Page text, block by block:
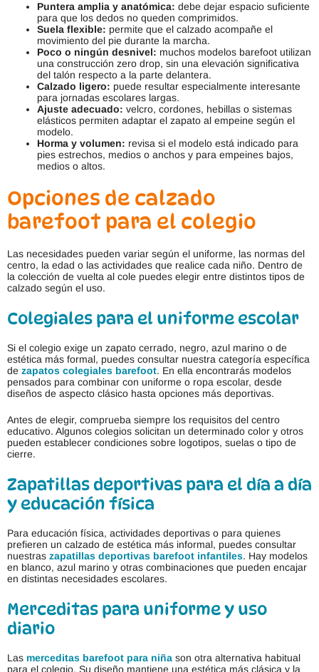
Puntera amplia y anatómica: debe dejar espacio suficiente
para que los dedos no queden comprimidos.
Suela flexible: permite que el calzado acompañe el
movimiento del pie durante la marcha.
Poco o ningún desnivel: muchos modelos barefoot utilizan
una construcción zero drop, sin una elevación significativa
del talón respecto a la parte delantera.
Calzado ligero: puede resultar especialmente interesante
para jornadas escolares largas.
Ajuste adecuado: velcro, cordones, hebillas o sistemas
elásticos permiten adaptar el zapato al empeine según el
modelo.
Horma y volumen: revisa si el modelo está indicado para
pies estrechos, medios o anchos y para empeines bajos,
medios o altos.
Opciones de calzado
barefoot para el colegio
Las necesidades pueden variar según el uniforme, las normas del
centro, la edad o las actividades que realice cada niño. Dentro de
la colección de vuelta al cole puedes elegir entre distintos tipos de
calzado según el uso.
Colegiales para el uniforme escolar
Si el colegio exige un zapato cerrado, negro, azul marino o de
estética más formal, puedes consultar nuestra categoría específica
de zapatos colegiales barefoot. En ella encontrarás modelos
pensados para combinar con uniforme o ropa escolar, desde
diseños de aspecto clásico hasta opciones más deportivas.
Antes de elegir, comprueba siempre los requisitos del centro
educativo. Algunos colegios solicitan un determinado color y otros
pueden establecer condiciones sobre logotipos, suelas o tipo de
cierre.
Zapatillas deportivas para el día a día
y educación física
Para educación física, actividades deportivas o para quienes
prefieren un calzado de estética más informal, puedes consultar
nuestras zapatillas deportivas barefoot infantiles. Hay modelos
en blanco, azul marino y otras combinaciones que pueden encajar
en distintas necesidades escolares.
Merceditas para uniforme y uso
diario
Las merceditas barefoot para niña son otra alternativa habitual
para el colegio. Su diseño mantiene una estética más clásica y la